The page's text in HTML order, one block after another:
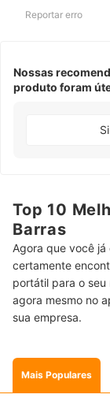
Reportar erro
Nossas
produto foram
Top 10
Barras
Agora que você
certamente
portátil para o seu
agora mesmo no
sua empresa.
Mais Populares